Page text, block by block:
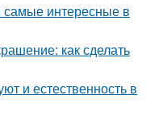
интересные в
как сделать
и естественность в